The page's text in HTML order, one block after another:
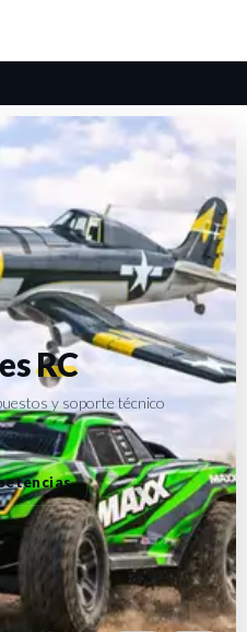
RC
y soporte técnico